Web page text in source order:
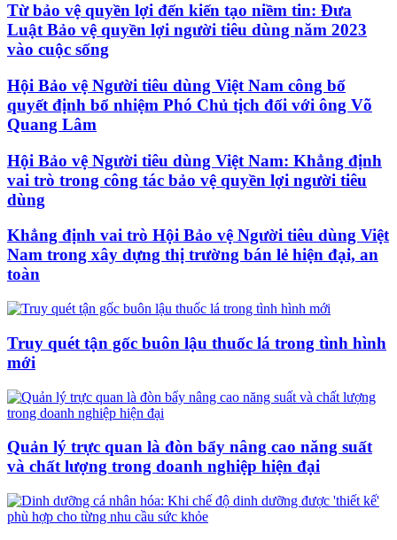
Từ bảo vệ quyền lợi đến kiến tạo niềm tin: Đưa
Luật Bảo vệ quyền lợi người tiêu dùng năm 2023
vào cuộc sống
Hội Bảo vệ Người tiêu dùng Việt Nam công bố
quyết định bổ nhiệm Phó Chủ tịch đối với ông Võ
Quang Lâm
Hội Bảo vệ Người tiêu dùng Việt Nam: Khẳng định
vai trò trong công tác bảo vệ quyền lợi người tiêu
dùng
Khẳng định vai trò Hội Bảo vệ Người tiêu dùng Việt
Nam trong xây dựng thị trường bán lẻ hiện đại, an
toàn
Truy quét tận gốc buôn lậu thuốc lá trong tình hình
mới
Quản lý trực quan là đòn bẩy nâng cao năng suất
và chất lượng trong doanh nghiệp hiện đại